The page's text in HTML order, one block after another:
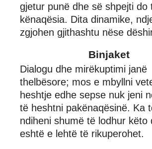
gjetur punë dhe së shpejti do
kënaqësia. Dita dinamike,
zgjohen gjithashtu nëse
Binjaket
Dialogu dhe mirëkuptimi janë
thelbësore; mos e mbyllni
heshtje edhe sepse nuk jeni
të heshtni pakënaqësinë. Ka
ndiheni shumë të lodhur këto
eshtë e lehtë të rikuperohet.